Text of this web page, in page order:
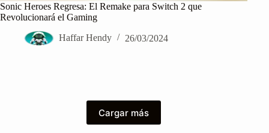
Sonic Heroes Regresa: El Remake para Switch 2 que
Revolucionará el Gaming
Haffar Hendy 26/03/2024
Cargar más